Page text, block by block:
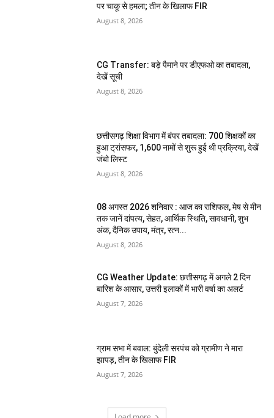
पर चाकू से हमला; तीन के खिलाफ FIR
August 8, 2026
CG Transfer: बड़े पैमाने पर डीएफओ का तबादला,
देखें सूची
August 8, 2026
छत्तीसगढ़ शिक्षा विभाग में बंपर तबादला: 700 शिक्षकों का
हुआ ट्रांसफर, 1,600 नामों से शुरू हुई थी प्रक्रिया, देखें
जंबो लिस्ट
August 8, 2026
08 अगस्त 2026 शनिवार : आज का राशिफल, मेष से मीन
तक जानें दांपत्य, सेहत, आर्थिक स्थिति, सावधानी, शुभ
अंक, दैनिक उपाय, मंत्र, रत्न...
August 8, 2026
CG Weather Update: छत्तीसगढ़ में अगले 2 दिन
बारिश के आसार, उत्तरी इलाकों में भारी वर्षा का अलर्ट
August 7, 2026
ग्राम सभा में बवाल: बुंदेली सरपंच को ग्रामीण ने मारा
झापड़, तीन के खिलाफ FIR
August 7, 2026